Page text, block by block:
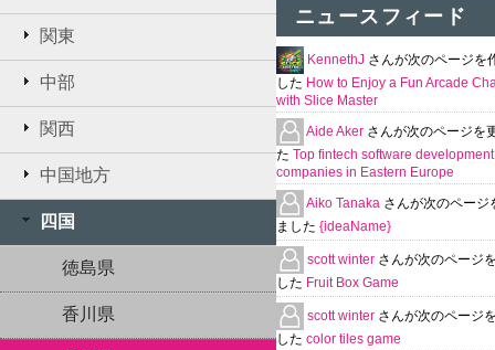
関東
中部
関西
中国地方
四国
徳島県
香川県
ニュースフィード
KennethJ さんが次のページを
した How to Enjoy a Fun Arcade
with Slice Master
Aide Aker さんが次のページを
た Top fintech software development
companies in Eastern Europe
Aiko Tanaka さんが次のページ
ました {ideaName}
scott winter さんが次のページ
した Fruit Box Game
scott winter さんが次のページ
した color tiles game